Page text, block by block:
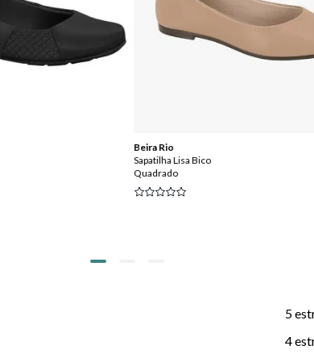
Beira Rio
Sapatilha Lisa Bico
Quadrado
5
4